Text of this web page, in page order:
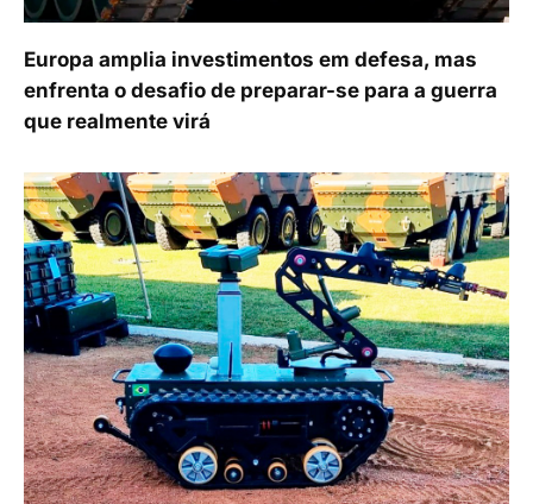
Europa amplia investimentos em defesa, mas
enfrenta o desafio de preparar-se para a guerra
que realmente virá